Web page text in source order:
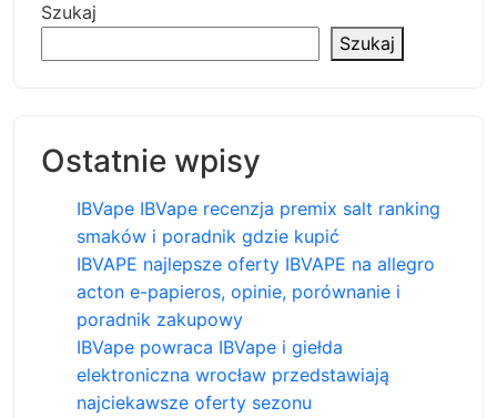
Szukaj
Szukaj
Ostatnie wpisy
IBVape IBVape recenzja premix salt ranking
smaków i poradnik gdzie kupić
IBVAPE najlepsze oferty IBVAPE na allegro
acton e-papieros, opinie, porównanie i
poradnik zakupowy
IBVape powraca IBVape i giełda
elektroniczna wrocław przedstawiają
najciekawsze oferty sezonu